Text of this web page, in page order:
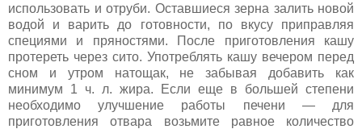
использовать и отруби. Оставшиеся зерна залить новой
водой и варить до готовности, по вкусу приправляя
специями и пряностями. После приготовления кашу
протереть через сито. Употреблять кашу вечером перед
сном и утром натощак, не забывая добавить как
минимум 1 ч. л. жира. Если еще в большей степени
необходимо улучшение работы печени — для
приготовления отвара возьмите равное количество